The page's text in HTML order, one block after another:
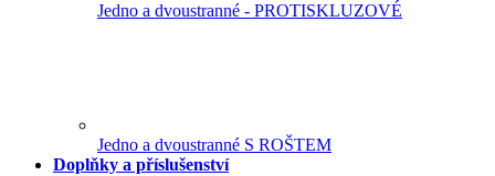
Jedno a dvoustranné - PROTISKLUZOVÉ
Jedno a dvoustranné S ROŠTEM
Doplňky a příslušenství